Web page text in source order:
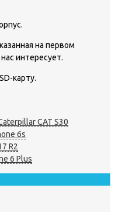
на первом
интересует.
карту.
CAT S30
6s
R2
6 Plus